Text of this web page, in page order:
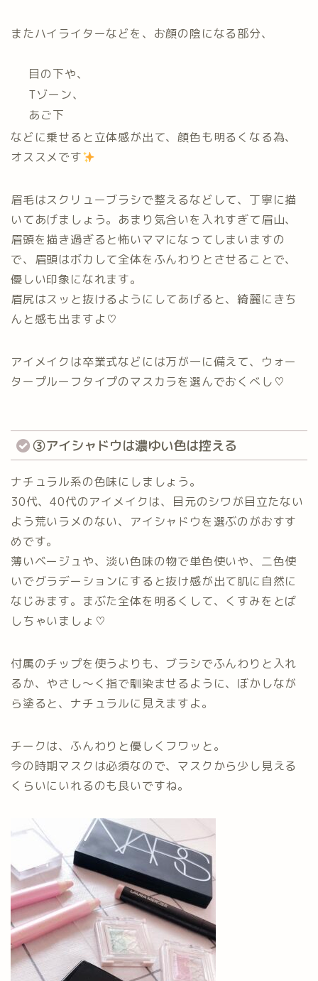
またハイライターなどを、お顔の陰になる部分、
目の下や、
Tゾーン、
あご下
などに乗せると立体感が出て、顔色も明るくなる為、
オススメです
眉毛はスクリューブラシで整えるなどして、丁寧に描
いてあげましょう。あまり気合いを入れすぎて眉山、
眉頭を描き過ぎると怖いママになってしまいますの
で、眉頭はボカして全体をふんわりとさせることで、
優しい印象になれます。
眉尻はスッと抜けるようにしてあげると、綺麗にきち
んと感も出ますよ♡
アイメイクは卒業式などには万が一に備えて、ウォー
タープルーフタイプのマスカラを選んでおくべし♡
③アイシャドウは濃ゆい色は控える
ナチュラル系の色味にしましょう。
30代、40代のアイメイクは、目元のシワが目立たない
よう荒いラメのない、アイシャドウを選ぶのがおすす
めです。
薄いベージュや、淡い色味の物で単色使いや、二色使
いでグラデーションにすると抜け感が出て肌に自然に
なじみます。まぶた全体を明るくして、くすみをとば
しちゃいましょ♡
付属のチップを使うよりも、ブラシでふんわりと入れ
るか、やさし〜く指で馴染ませるように、ぼかしなが
ら塗ると、ナチュラルに見えますよ。
チークは、ふんわりと優しくフワッと。
今の時期マスクは必須なので、マスクから少し見える
くらいにいれるのも良いですね。